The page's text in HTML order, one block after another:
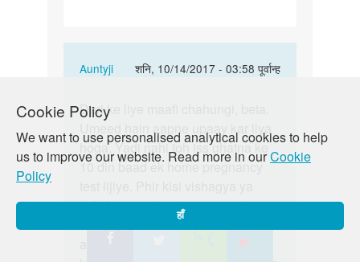
Cookie Policy
We want to use personalised analytical cookies to help
us to improve our website. Read more in ourCookie
Policy
हाँ
Auntyji
शनि, 10/14/2017 - 03:58 पूर्वान्ह
In
…
by
moni
Deri
liye
maafi
…
Deri ke liye maafi chahungi, beta.
Umeed hain aapne upaay kar liya
hoga. Yadi nahi toh iss ghatna ke
10 din baad ek home pregnancy
achche panjikrit doctor se milo aur
dekho kya ho sakta hai. Iske illava
aap FPAI clinic se bhee sampark